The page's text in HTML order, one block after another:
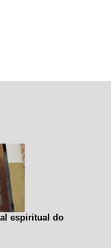
espiritual do